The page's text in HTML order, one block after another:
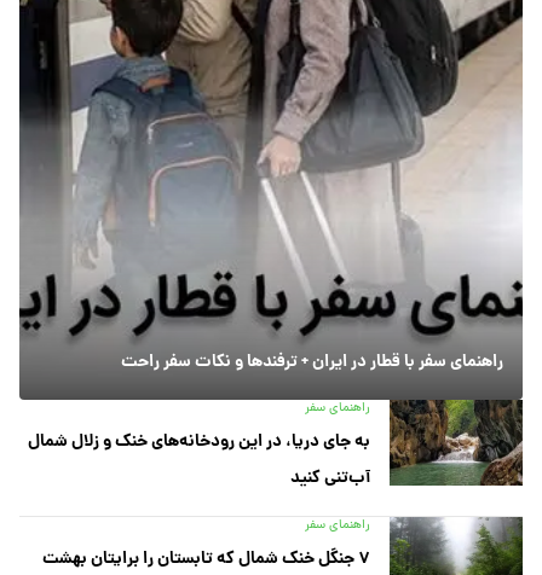
راهنمای سفر با قطار در ایران + ترفندها و نکات سفر راحت
راهنمای سفر
به جای دریا، در این رودخانه‌های خنک و زلال شمال
آب‌تنی کنید
راهنمای سفر
۷ جنگل خنک شمال که تابستان را برایتان بهشت